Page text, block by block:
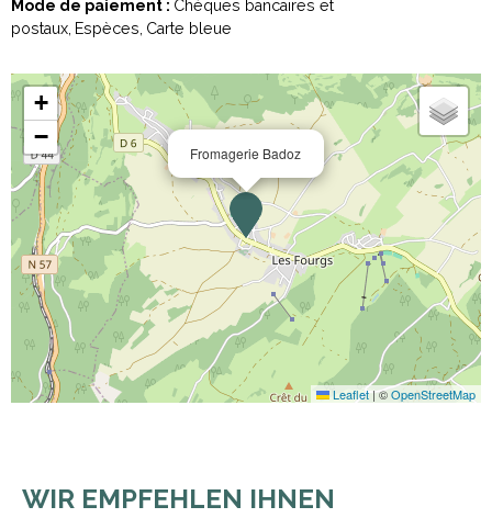
Mode de paiement : Chèques bancaires et
postaux Espèces Carte bleue
Fromagerie Badoz
+
−
Leaflet|©OpenStreetMap
WIR EMPFEHLEN IHNEN